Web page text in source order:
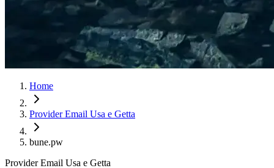
Home
Provider Email Usa e Getta
bune.pw
Provider Email Usa e Getta